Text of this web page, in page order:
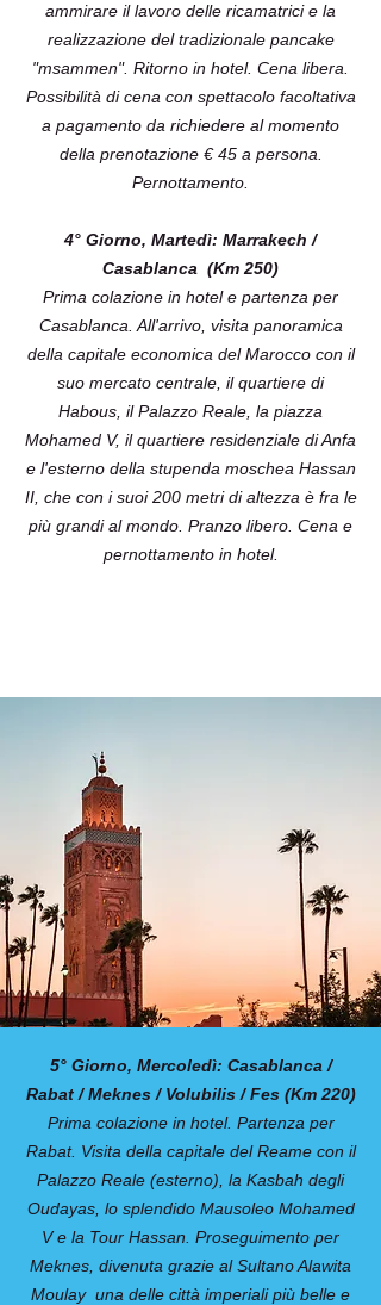
ammirare il lavoro delle ricamatrici e la
realizzazione del tradizionale pancake
"msammen". Ritorno in hotel. Cena libera.
Possibilità di cena con spettacolo facoltativa
a pagamento da richiedere al momento
della prenotazione € 45 a persona.
Pernottamento.
4° Giorno, Martedì: Marrakech /
Casablanca (Km 250)
Prima colazione in hotel e partenza per
Casablanca. All'arrivo, visita panoramica
della capitale economica del Marocco con il
suo mercato centrale, il quartiere di
Habous, il Palazzo Reale, la piazza
Mohamed V, il quartiere residenziale di Anfa
e l'esterno della stupenda moschea Hassan
II, che con i suoi 200 metri di altezza è fra le
più grandi al mondo. Pranzo libero. Cena e
pernottamento in hotel.
5° Giorno, Mercoledì: Casablanca /
Rabat / Meknes / Volubilis / Fes (Km 220)
Prima colazione in hotel. Partenza per
Rabat. Visita della capitale del Reame con il
Palazzo Reale (esterno), la Kasbah degli
Oudayas, lo splendido Mausoleo Mohamed
V e la Tour Hassan. Proseguimento per
Meknes, divenuta grazie al Sultano Alawita
Moulay una delle città imperiali più belle e